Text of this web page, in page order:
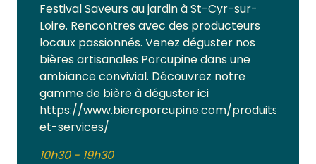
Festival Saveurs au jardin à St-Cyr-sur-
Loire. Rencontres avec des producteurs
locaux passionnés. Venez déguster nos
bières artisanales Porcupine dans une
ambiance convivial. Découvrez notre
gamme de bière à déguster ici
https://www.biereporcupine.com/produits-
et-services/
10h30 - 19h30